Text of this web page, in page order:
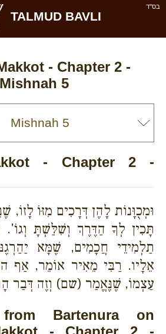
בס''ד
TALMUD BAVLI
- Chapter 2 -
Mishnah 5
- Chapter 2 -
וּמְכֻוָּנוֹת לָהֶן דְּרָכִים מִזּוֹ לָזוֹ,
תָּכִין לְךָ הַדֶּרֶךְ וְשִׁלַּשְׁתָּ וְגוֹ'.
תַלְמִידֵי חֲכָמִים, שֶׁמָּא
אֵלָיו. רַבִּי מֵאִיר אוֹמֵר, אַף
עַצְמוֹ, שֶׁנֶּאֱמַר (שם) וְזֶה דְּבַר
from Bartenura on